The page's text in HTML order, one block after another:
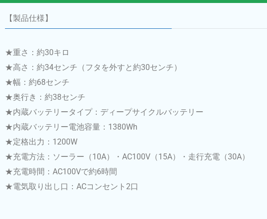
【製品仕様】
★重さ：約30キロ
★高さ：約34センチ（フタを外すと約30センチ）
★幅：約68センチ
★奥行き：約38センチ
★内蔵バッテリータイプ：ディープサイクルバッテリー
★内蔵バッテリー電池容量：1380Wh
★定格出力：1200W
★充電方法：ソーラー（10A）・AC100V（15A）・走行充電（30A）
★充電時間：AC100Vで約6時間
★電気取り出し口：ACコンセント2口